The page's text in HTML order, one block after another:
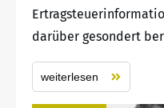
darüber gesondert
weiterlesen